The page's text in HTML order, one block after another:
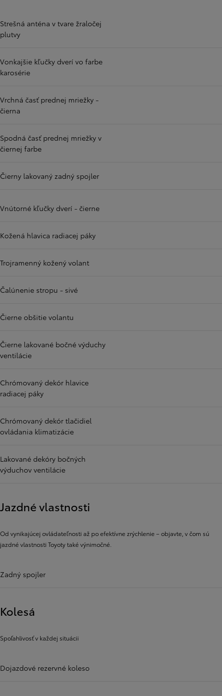
Strešná anténa v tvare žraločej
plutvy
Vonkajšie kľučky dverí vo farbe
karosérie
Vrchná časť prednej mriežky -
čierna
Spodná časť prednej mriežky v
čiernej farbe
Čierny lakovaný zadný spojler
Vnútorné kľučky dverí - čierne
Kožená hlavica radiacej páky
Trojramenný kožený volant
Čalúnenie stropu - sivé
Čierne obšitie volantu
Čierne lakované bočné výduchy
ventilácie
Chrómovaný dekór hlavice
radiacej páky
Chrómovaný dekór tlačidiel
ovládania klimatizácie
Lakované dekóry bočných
výduchov ventilácie
Jazdné vlastnosti
Od vynikajúcej ovládateľnosti až po efektívne zrýchlenie – objavte, v čom sú
jazdné vlastnosti Toyoty také výnimočné.
Zadný spojler
Kolesá
Spoľahlivosť v každej situácii
Dojazdové rezervné koleso